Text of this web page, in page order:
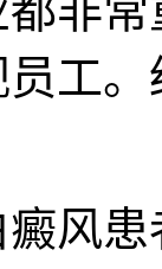
非
工
风